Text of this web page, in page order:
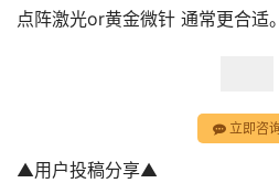
点阵激光or黄金微针 通常更合适。
立即咨
▲用户投稿分享▲